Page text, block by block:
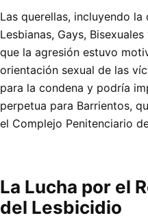
Las querellas, incluyendo
Lesbianas, Gays,
que la agresión estuvo
orientación sexual de las
para la condena y podría
perpetua para Barrientos,
el Complejo Penitenciario
La Lucha por el
del Lesbicidio